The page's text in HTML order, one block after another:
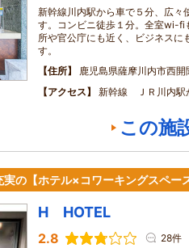
新幹線川内駅から車で５分、広々
す。コンビニ徒歩１分。全室wi-fi
所や官公庁にも近く、ビジネスに
す。
住所
鹿児島県薩摩川内市西
アクセス
新幹線 ＪＲ川内駅
この施
の【ホテル×コワーキングスペー
H HOTEL
2.8 28件